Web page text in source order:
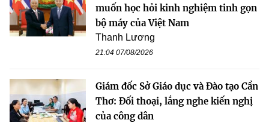
muốn học hỏi kinh nghiệm tinh gọn
bộ máy của Việt Nam
Thanh Lương
21:04 07/08/2026
Giám đốc Sở Giáo dục và Đào tạo Cần
Thơ: Đối thoại, lắng nghe kiến nghị
của công dân